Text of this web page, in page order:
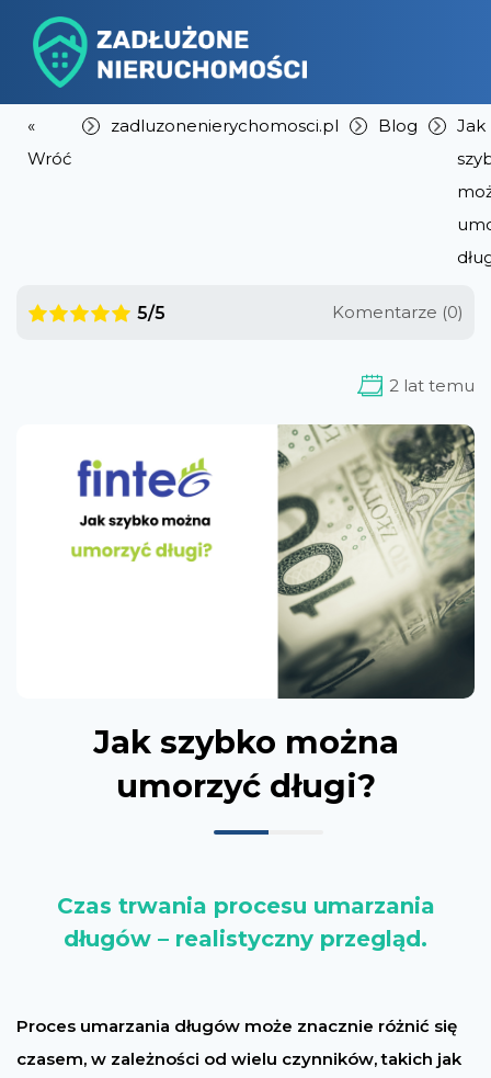
«
Wróć
zadluzonenierychomosci.pl Blog
Jak
5/5 Komentarze (0)
2 lat temu
Jak szybko można
umorzyć długi?
Czas trwania procesu umarzania
długów – realistyczny przegląd.
Proces umarzania długów może znacznie różnić się
czasem, w zależności od wielu czynników, takich jak